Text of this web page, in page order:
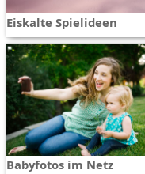
Eiskalte Spielideen
Babyfotos im Netz